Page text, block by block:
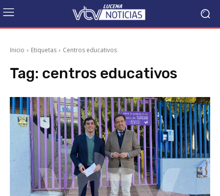
Inicio Etiquetas Centros educativos
Tag: centros educativos